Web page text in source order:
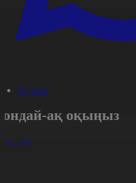
#Қоғам
ақ оқыңыз